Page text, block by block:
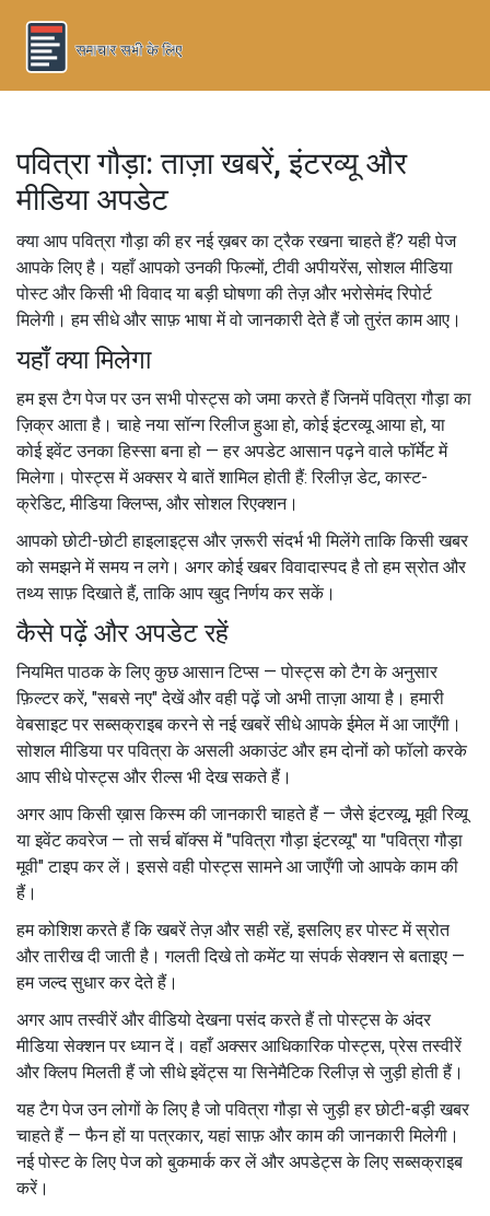
पवित्रा गौड़ा: ताज़ा खबरें, इंटरव्यू और
मीडिया अपडेट
क्या आप पवित्रा गौड़ा की हर नई ख़बर का ट्रैक रखना चाहते हैं? यही पेज
आपके लिए है। यहाँ आपको उनकी फिल्मों, टीवी अपीयरेंस, सोशल मीडिया
पोस्ट और किसी भी विवाद या बड़ी घोषणा की तेज़ और भरोसेमंद रिपोर्ट
मिलेगी। हम सीधे और साफ़ भाषा में वो जानकारी देते हैं जो तुरंत काम आए।
यहाँ क्या मिलेगा
हम इस टैग पेज पर उन सभी पोस्ट्स को जमा करते हैं जिनमें पवित्रा गौड़ा का
ज़िक्र आता है। चाहे नया सॉन्ग रिलीज हुआ हो, कोई इंटरव्यू आया हो, या
कोई इवेंट उनका हिस्सा बना हो — हर अपडेट आसान पढ़ने वाले फॉर्मेट में
मिलेगा। पोस्ट्स में अक्सर ये बातें शामिल होती हैं: रिलीज़ डेट, कास्ट-
क्रेडिट, मीडिया क्लिप्स, और सोशल रिएक्शन।
आपको छोटी-छोटी हाइलाइट्स और ज़रूरी संदर्भ भी मिलेंगे ताकि किसी खबर
को समझने में समय न लगे। अगर कोई खबर विवादास्पद है तो हम स्रोत और
तथ्य साफ़ दिखाते हैं, ताकि आप खुद निर्णय कर सकें।
कैसे पढ़ें और अपडेट रहें
नियमित पाठक के लिए कुछ आसान टिप्स — पोस्ट्स को टैग के अनुसार
फ़िल्टर करें, "सबसे नए" देखें और वही पढ़ें जो अभी ताज़ा आया है। हमारी
वेबसाइट पर सब्सक्राइब करने से नई खबरें सीधे आपके ईमेल में आ जाएँगी।
सोशल मीडिया पर पवित्रा के असली अकाउंट और हम दोनों को फॉलो करके
आप सीधे पोस्ट्स और रील्स भी देख सकते हैं।
अगर आप किसी ख़ास किस्म की जानकारी चाहते हैं — जैसे इंटरव्यू, मूवी रिव्यू
या इवेंट कवरेज — तो सर्च बॉक्स में "पवित्रा गौड़ा इंटरव्यू" या "पवित्रा गौड़ा
मूवी" टाइप कर लें। इससे वही पोस्ट्स सामने आ जाएँगी जो आपके काम की
हैं।
हम कोशिश करते हैं कि खबरें तेज़ और सही रहें, इसलिए हर पोस्ट में स्रोत
और तारीख दी जाती है। गलती दिखे तो कमेंट या संपर्क सेक्शन से बताइए —
हम जल्द सुधार कर देते हैं।
अगर आप तस्वीरें और वीडियो देखना पसंद करते हैं तो पोस्ट्स के अंदर
मीडिया सेक्शन पर ध्यान दें। वहाँ अक्सर आधिकारिक पोस्ट्स, प्रेस तस्वीरें
और क्लिप मिलती हैं जो सीधे इवेंट्स या सिनेमैटिक रिलीज़ से जुड़ी होती हैं।
यह टैग पेज उन लोगों के लिए है जो पवित्रा गौड़ा से जुड़ी हर छोटी-बड़ी खबर
चाहते हैं — फैन हों या पत्रकार, यहां साफ़ और काम की जानकारी मिलेगी।
नई पोस्ट के लिए पेज को बुकमार्क कर लें और अपडेट्स के लिए सब्सक्राइब
करें।